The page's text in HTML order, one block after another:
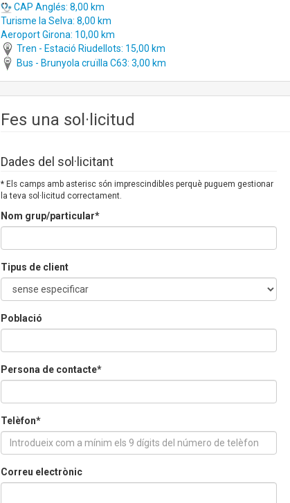
CAP Anglés: 8,00 km
Turisme la Selva: 8,00 km
Aeroport Girona: 10,00 km
Tren - Estació Riudellots: 15,00 km
Bus - Brunyola cruïlla C63: 3,00 km
Fes una sol·licitud
Dades del sol·licitant
* Els camps amb asterisc són imprescindibles perquè puguem gestionar
la teva sol·licitud correctament.
Nom grup/particular*
Tipus de client
Població
Persona de contacte*
Telèfon*
Correu electrònic